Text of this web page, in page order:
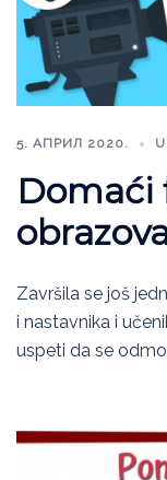
5. АПРИЛ 2020.
Domaći
Završila se još
i nastavnika i
uspeti da se